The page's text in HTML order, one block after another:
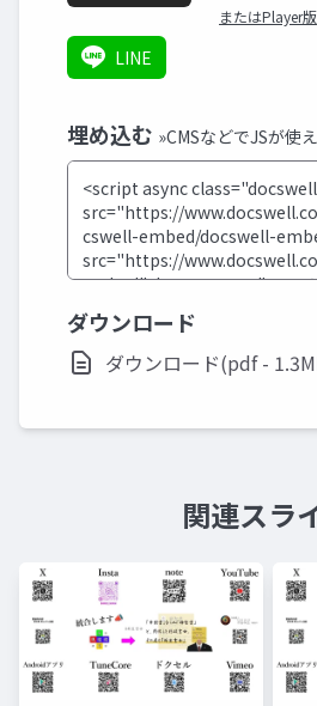
またはPlayer版
LINE
埋め込む »CMSなどでJSが使
ダウンロード
ダウンロード(pdf -
関連スラ